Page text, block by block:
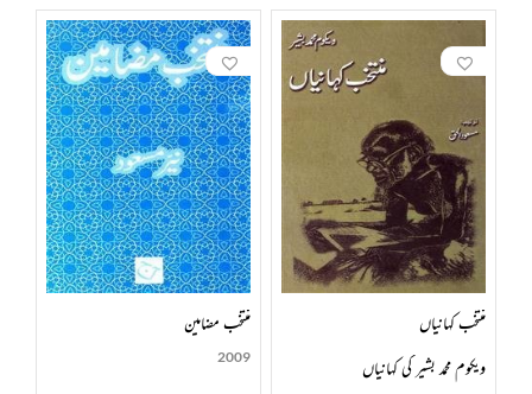
منتخب کہانیاں
ویکوم محمد بشیر کی کہانیاں
منتخب مضامین
2009